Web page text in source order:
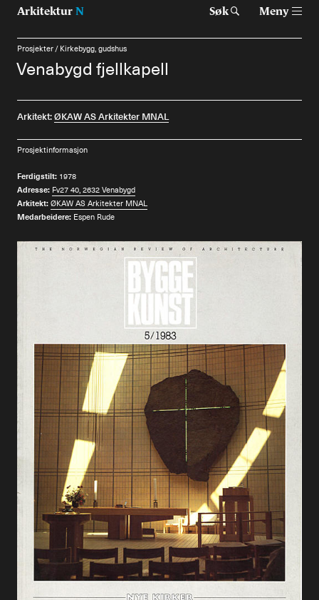
Arkitektur N Søk Meny
Tidsskrift for arkitektur, interiør og landskap
Temaer
Prosjekter
Artikler
Om Arkitektur N
Tidligere utgaver
Alle utgaver
Abonnere
Made in Norway
Bokomtaler
Forfattere
Arkitekter
Prosjekter/ Kirkebygg, gudshus
Venabygd fjellkapell
Arkitekt:ØKAW AS Arkitekter MNAL
Prosjektinformasjon
Ferdigstilt: 1978
Adresse: Fv27 40, 2632 Venabygd
Arkitekt: ØKAW AS Arkitekter MNAL
Medarbeidere: Espen Rude